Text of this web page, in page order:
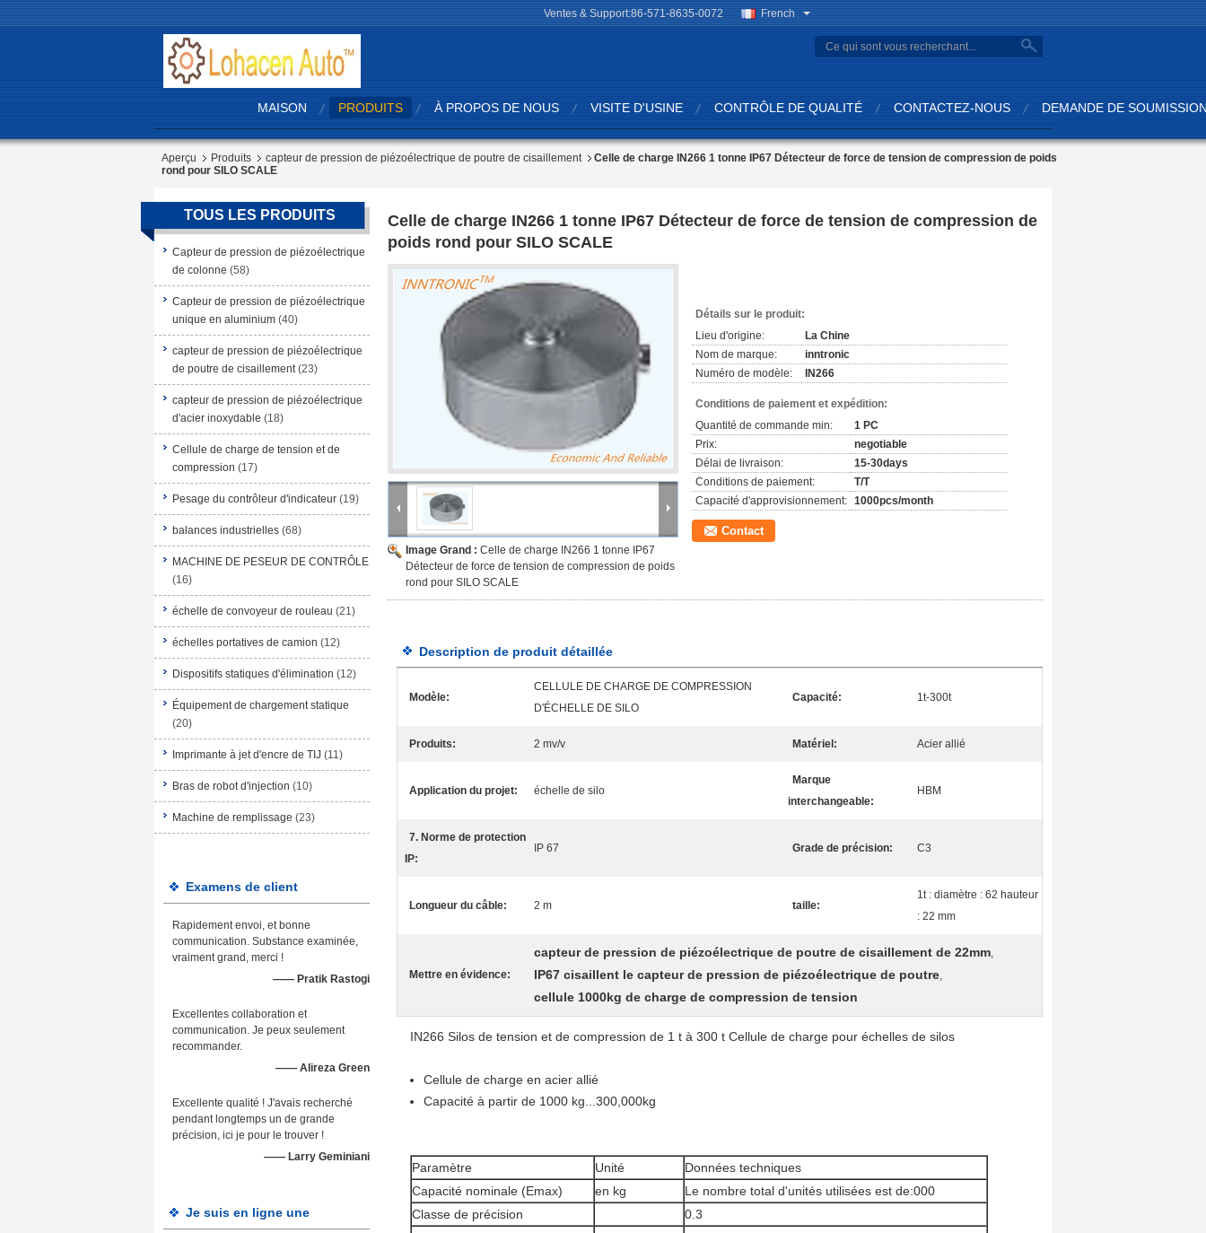
Ventes & Support:86-571-8635-0072 French
search
MAISON PRODUITS À PROPOS DE NOUS VISITE D'USINE CONTRÔLE DE QUALITÉ CONTACTEZ-NOUS DEMANDE DE
Aperçu Produits capteur de pression de piézoélectrique de poutre de cisaillement
Celle de charge IN266 1 tonne IP67 Détecteur de force de tension de compression de poids
rond pour SILO SCALE
TOUS LES PRODUITS
Capteur de pression de piézoélectrique
de colonne (58)
Capteur de pression de piézoélectrique
unique en aluminium (40)
capteur de pression de piézoélectrique
de poutre de cisaillement (23)
capteur de pression de piézoélectrique
d'acier inoxydable (18)
Cellule de charge de tension et de
compression (17)
Pesage du contrôleur d'indicateur (19)
balances industrielles (68)
MACHINE DE PESEUR DE CONTRÔLE
(16)
échelle de convoyeur de rouleau (21)
échelles portatives de camion (12)
Dispositifs statiques d'élimination (12)
Équipement de chargement statique
(20)
Imprimante à jet d'encre de TIJ (11)
Bras de robot d'injection (10)
Machine de remplissage (23)
Examens de client
Rapidement envoi, et bonne
communication. Substance examinée,
vraiment grand, merci !
—— Pratik Rastogi
Excellentes collaboration et
communication. Je peux seulement
recommander.
—— Alireza Green
Excellente qualité ! J'avais recherché
pendant longtemps un de grande
précision, ici je pour le trouver !
—— Larry Geminiani
Je suis en ligne une
Celle de charge IN266 1 tonne IP67 Détecteur de force de tension de compression de
poids rond pour SILO SCALE
Image Grand : Celle de charge IN266 1 tonne IP67
Détecteur de force de tension de compression de poids
rond pour SILO SCALE
Détails sur le produit:
Lieu d'origine:
La Chine
Nom de marque:
inntronic
Numéro de modèle:
IN266
Conditions de paiement et expédition:
Quantité de commande min:
1 PC
Prix:
negotiable
Délai de livraison:
15-30days
Conditions de paiement:
T/T
Capacité d'approvisionnement: 1000pcs/month
Contact
Description de produit détaillée
Modèle:
CELLULE DE CHARGE DE COMPRESSION
D'ÉCHELLE DE SILO
Capacité: 1t-300t
Produits: 2 mv/v Matériel: Acier allié
Application du projet: échelle de silo
Marque
interchangeable:
HBM
7. Norme de protection
IP:
IP 67 Grade de précision: C3
Longueur du câble: 2 m taille:
1t : diamètre : 62 hauteur
: 22 mm
Mettre en évidence:
capteur de pression de piézoélectrique de poutre de cisaillement de 22mm,
IP67 cisaillent le capteur de pression de piézoélectrique de poutre,
cellule 1000kg de charge de compression de tension
IN266 Silos de tension et de compression de 1 t à 300 t Cellule de charge pour échelles de silos
Cellule de charge en acier allié
Capacité à partir de 1000 kg...300,000kg
Paramètre Unité
Données techniques
Capacité nominale (Emax)
en kg
Le nombre total d'unités utilisées est de:000
Classe de précision
0.3